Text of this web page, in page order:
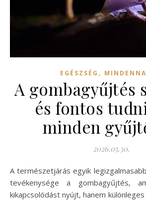
EGÉSZSÉG ,
A gombagyűjtés
és fontos
minden
2026.05.30.
A természetjárás egyik legizgalmasabb és legnépszerűbb
tevékenysége a gombagyűjtés,
kikapcsolódást nyújt, hanem